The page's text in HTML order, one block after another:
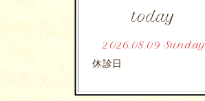
today
2026.08.09 Sunday
休診日